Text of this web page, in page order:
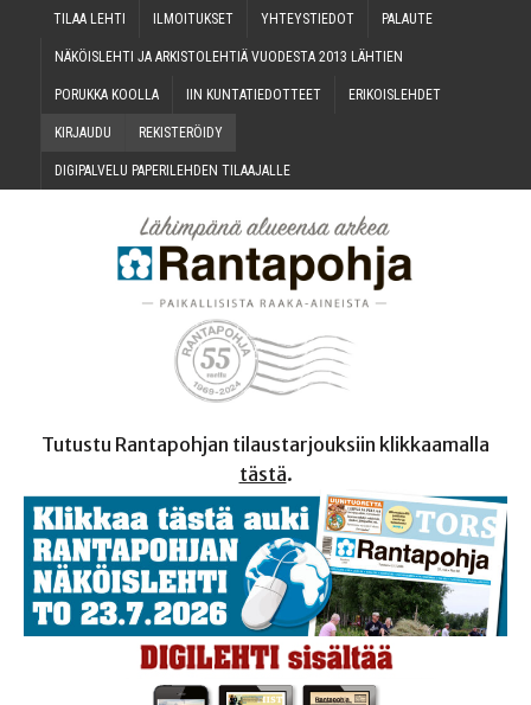
TILAA LEH­TI ILMOI­TUK­SET YHTEYS­TIE­DOT PALAU­TE
NÄKÖIS­LEH­TI JA ARKIS­TO­LEH­TIÄ VUO­DES­TA 2013 LÄHTIEN
PORUK­KA KOOLLA IIN KUN­TA­TIE­DOT­TEET ERI­KOIS­LEH­DET
KIR­JAU­DU REKIS­TE­RÖI­DY
DIGI­PAL­VE­LU PAPE­RI­LEH­DEN TILAAJALLE
Tutustu Rantapohjan tilaustarjouksiin klikkaamalla
tästä.